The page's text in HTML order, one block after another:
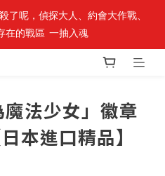
者視角」 周邊商品
了呢，偵探大人、約會大作戰、
在的戰區  一抽入魂
法少女」徽章
本進口精品】